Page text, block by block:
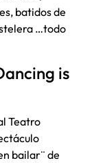
batidos de
…todo
is
Teatro
bailar¨ de